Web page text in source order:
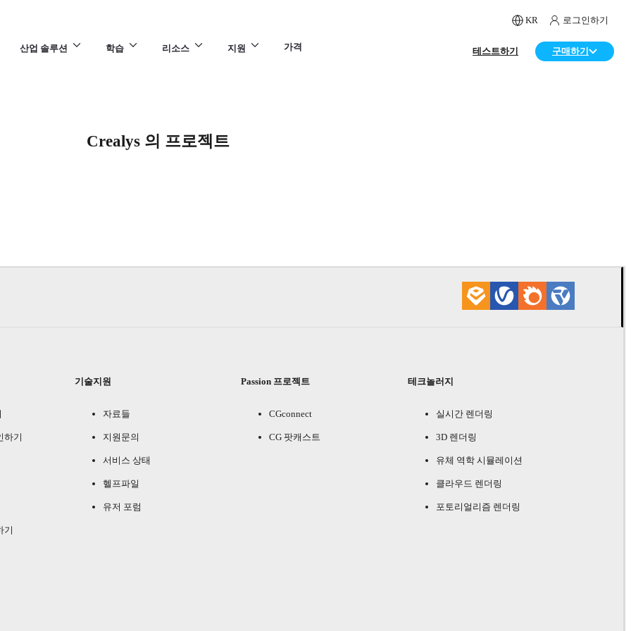
KR 로그인하기
산업 솔루션 학습 리소스 지원 가격 테스트하기 구매하기
Crealys 의 프로젝트
하기
기
기술지원
자료들
지원문의
서비스 상태
헬프파일
유저 포럼
Passion 프로젝트
CGconnect
CG 팟캐스트
테크놀러지
실시간 렌더링
3D 렌더링
유체 역학 시뮬레이션
클라우드 렌더링
포토리얼리즘 렌더링